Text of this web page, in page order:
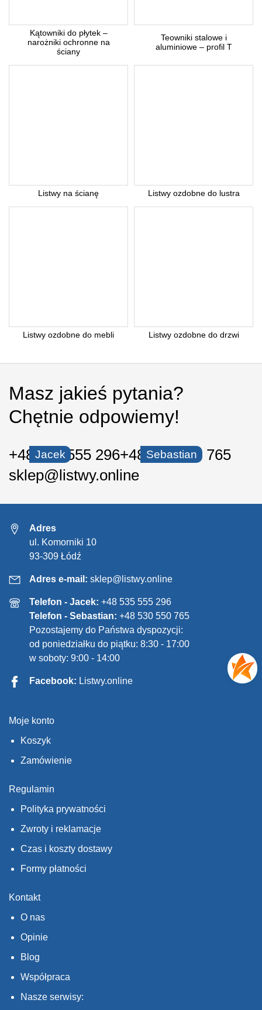
Kątowniki do płytek –
narożniki ochronne na
ściany
Teowniki stalowe i
aluminiowe – profil T
Listwy na ścianę Listwy ozdobne do lustra
Listwy ozdobne do mebli Listwy ozdobne do drzwi
Masz jakieś pytania?
Chętnie odpowiemy!
Jacek
+48 535 555 296 Sebastian
+48 530 550 765
sklep@listwy.online
Adres
ul. Komorniki 10
93-309 Łódź
Adres e-mail: sklep@listwy.online
Telefon - Jacek: +48 535 555 296
Telefon - Sebastian: +48 530 550 765
Pozostajemy do Państwa dyspozycji:
od poniedziałku do piątku: 8:30 - 17:00
w soboty: 9:00 - 14:00
Facebook: Listwy.online
Moje konto
Koszyk
Zamówienie
Regulamin
Polityka prywatności
Zwroty i reklamacje
Czas i koszty dostawy
Formy płatności
Kontakt
O nas
Opinie
Blog
Współpraca
Nasze serwisy: